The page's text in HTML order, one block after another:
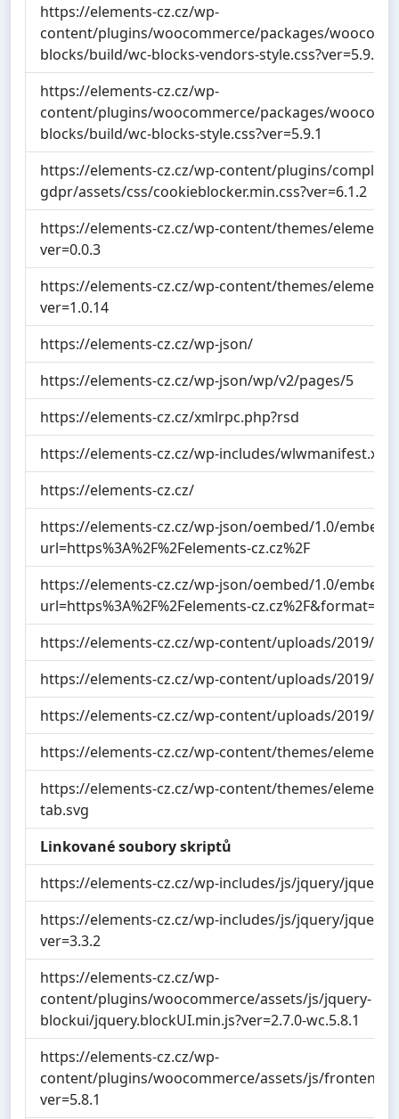
https://elements-cz.cz/wp-
content/plugins/woocommerce/packages/
blocks/build/wc-blocks-vendors-style.css?ver=5.9.1
https://elements-cz.cz/wp-
content/plugins/woocommerce/packages/
blocks/build/wc-blocks-style.css?ver=5.9.1
https://elements-cz.cz/wp-content/plugins/
gdpr/assets/css/cookieblocker.min.css?ver=6.1.2
https://elements-cz.cz/wp-content/themes/
ver=0.0.3
https://elements-cz.cz/wp-content/themes/
ver=1.0.14
https://elements-cz.cz/wp-json/
https://elements-cz.cz/wp-json/wp/v2/pages/5
https://elements-cz.cz/xmlrpc.php?rsd
https://elements-cz.cz/wp-includes/wlwmanifest.xml
https://elements-cz.cz/
https://elements-cz.cz/wp-json/oembed/1.0/embed?
url=https%3A%2F%2Felements-cz.cz%2F
https://elements-cz.cz/wp-json/oembed/1.0/embed?
url=https%3A%2F%2Felements-cz.cz%2F&format=xml
https://elements-cz.cz/wp-content/uploads/2019/06/
https://elements-cz.cz/wp-content/uploads/2019/06/
https://elements-cz.cz/wp-content/uploads/2019/06/
https://elements-cz.cz/wp-content/themes/
https://elements-cz.cz/wp-content/themes/
tab.svg
Linkované soubory skriptů
https://elements-cz.cz/wp-includes/js/jquery/
https://elements-cz.cz/wp-includes/js/jquery/jquery-
ver=3.3.2
https://elements-cz.cz/wp-
content/plugins/woocommerce/assets/js/jquery-
blockui/jquery.blockUI.min.js?ver=2.7.0-wc.5.8.1
https://elements-cz.cz/wp-
content/plugins/woocommerce/assets/js/frontend/
ver=5.8.1